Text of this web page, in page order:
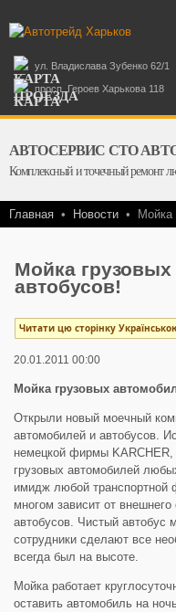
ул. Владислава Зубенко 62/1
просп. Героев Харькова 118
АВТОСЕРВИС СТО
Комплексный и точечный ремонт
Главная • Новости • Мойка
Мойка
автобусов!
Читати цю сторінку
20.01.2011 00:00
Мойка грузовых
Открыли новый моечный
автомобилей и автобусов.
немецкой фирмы
грузовых автомобилей
имидж любой транспортной
многом зависит от
автобусов. Чистый
сотрудники сделают все
всегда был на высоте.
Мойка работает
оставить автомобиль на